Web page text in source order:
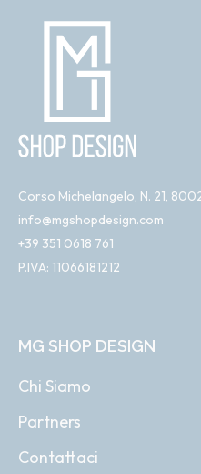
Corso Michelangelo, N. 21,
info@mgshopdesign.com
+39 351 0618 761
P.IVA: 11066181212
MG SHOP DESIGN
Chi Siamo
Partners
Contattaci